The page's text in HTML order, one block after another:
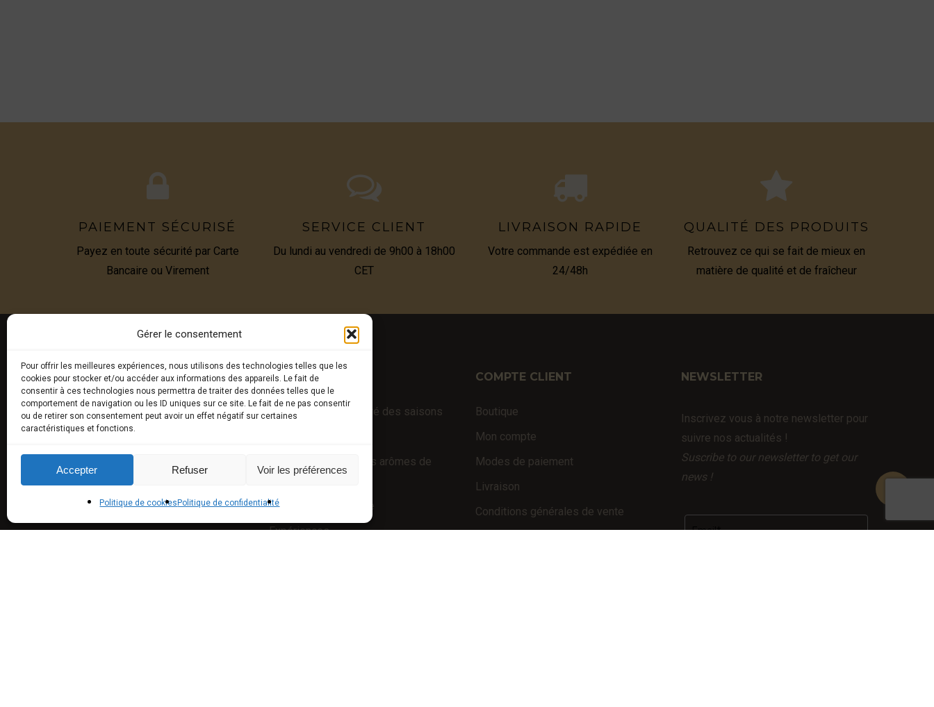
Gérer le consentement
Pour offrir les meilleures expériences, nous utilisons des technologies telles que les
cookies pour stocker et/ou accéder aux informations des appareils. Le fait de
consentir à ces technologies nous permettra de traiter des données telles que le
comportement de navigation ou les ID uniques sur ce site. Le fait de ne pas consentir
ou de retirer son consentement peut avoir un effet négatif sur certaines
caractéristiques et fonctions.
Accepter Refuser Voir les préférences
Politique de cookies Politique de confidentialité
PAIEMENT SÉCURISÉ
Payez en toute sécurité par Carte
Bancaire ou Virement
SERVICE CLIENT
Du lundi au vendredi de 9h00 à 18h00
CET
LIVRAISON RAPIDE
Votre commande est expédiée en
24/48h
QUALITÉ DES PRODUITS
Retrouvez ce qui se fait de mieux en
matière de qualité et de fraîcheur
E-BOUTIQUE
Truffes fraîches au gré des saisons
Produits truffés (sans arômes de
Université de la truffe
Expériences
COMPTE CLIENT
Boutique
Mon compte
Modes de paiement
Livraison
Conditions générales de vente
NEWSLETTER
Inscrivez vous à notre newsletter pour
suivre nos actualités !
Suscribe to our newsletter to get our
news !